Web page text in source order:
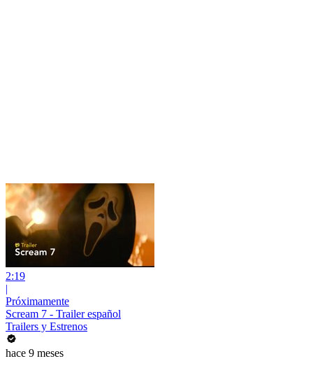
2:19
|
Próximamente
Scream 7 - Trailer español
Trailers y Estrenos
hace 9 meses